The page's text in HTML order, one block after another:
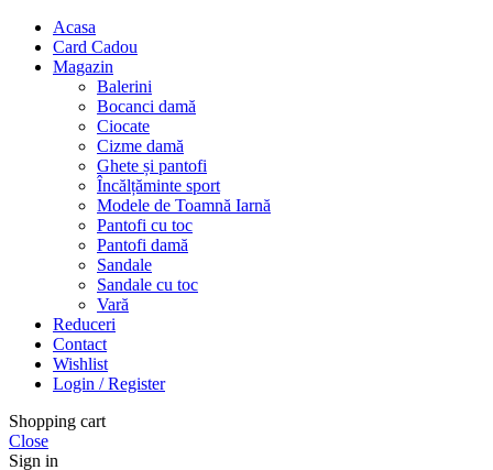
Acasa
Card Cadou
Magazin
Balerini
Bocanci damă
Ciocate
Cizme damă
Ghete și pantofi
Încălțăminte sport
Modele de Toamnă Iarnă
Pantofi cu toc
Pantofi damă
Sandale
Sandale cu toc
Vară
Reduceri
Contact
Wishlist
Login / Register
Shopping cart
Close
Sign in